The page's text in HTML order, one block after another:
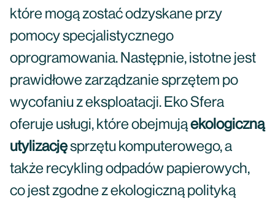
które mogą zostać odzyskane przy
pomocy specjalistycznego
oprogramowania. Następnie, istotne jest
prawidłowe zarządzanie sprzętem po
wycofaniu z eksploatacji. Eko Sfera
oferuje usługi, które obejmująekologiczną
utylizacjęsprzętu komputerowego, a
także recykling odpadów papierowych,
co jest zgodne z ekologiczną polityką